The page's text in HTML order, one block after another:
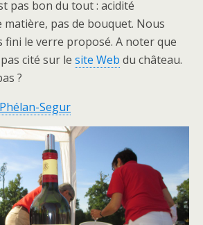
pas bon du tout : acidité
matière, pas de bouquet. Nous
fini le verre proposé. A noter que
cité sur le site Web du château.
?
Segur